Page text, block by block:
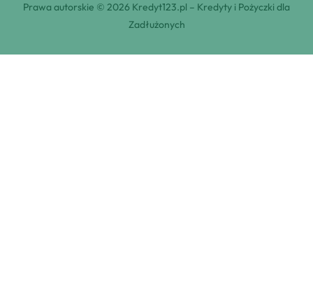
Prawa autorskie © 2026 Kredyt123.pl – Kredyty i Pożyczki dla
Zadłużonych